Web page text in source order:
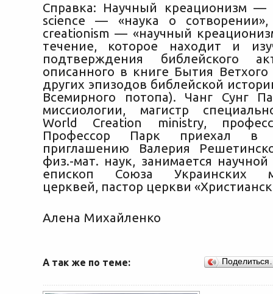
Справка: Научный креационизм —
science — «наука о
creationism — «научный
течение, которое находит и
подтверждения библейского
описанного в книге Бытия
других эпизодов библейской
Всемирного потопа). Чанг Сунг
миссиологии, магистр
World Creation ministry,
Профессор Парк приехал в
приглашению Валерия
физ.-мат. наук, занимается научной
епископ Союза Украинских
церквей, пастор церкви
Алена Михайленко
А так же по теме: